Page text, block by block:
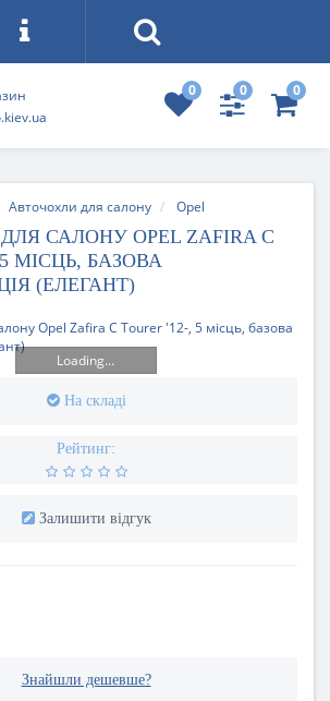
0 0 0
Авточохли для салону Opel
САЛОНУ OPEL ZAFIRA C
5 МІСЦЬ, БАЗОВА
(ЕЛЕГАНТ)
Loading...
На складі
Рейтинг:
Залишити відгук
Знайшли дешевше?